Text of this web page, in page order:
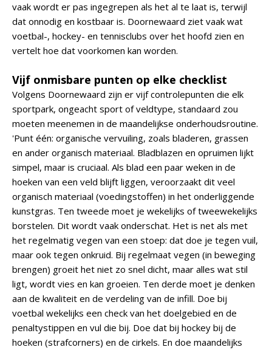
vaak wordt er pas ingegrepen als het al te laat is, terwijl
dat onnodig en kostbaar is. Doornewaard ziet vaak wat
voetbal-, hockey- en tennisclubs over het hoofd zien en
vertelt hoe dat voorkomen kan worden.
Vijf onmisbare punten op elke checklist
Volgens Doornewaard zijn er vijf controlepunten die elk
sportpark, ongeacht sport of veldtype, standaard zou
moeten meenemen in de maandelijkse onderhoudsroutine.
'Punt één: organische vervuiling, zoals bladeren, grassen
en ander organisch materiaal. Bladblazen en opruimen lijkt
simpel, maar is cruciaal. Als blad een paar weken in de
hoeken van een veld blijft liggen, veroorzaakt dit veel
organisch materiaal (voedingstoffen) in het onderliggende
kunstgras. Ten tweede moet je wekelijks of tweewekelijks
borstelen. Dit wordt vaak onderschat. Het is net als met
het regelmatig vegen van een stoep: dat doe je tegen vuil,
maar ook tegen onkruid. Bij regelmaat vegen (in beweging
brengen) groeit het niet zo snel dicht, maar alles wat stil
ligt, wordt vies en kan groeien. Ten derde moet je denken
aan de kwaliteit en de verdeling van de infill. Doe bij
voetbal wekelijks een check van het doelgebied en de
penaltystippen en vul die bij. Doe dat bij hockey bij de
hoeken (strafcorners) en de cirkels. En doe maandelijks